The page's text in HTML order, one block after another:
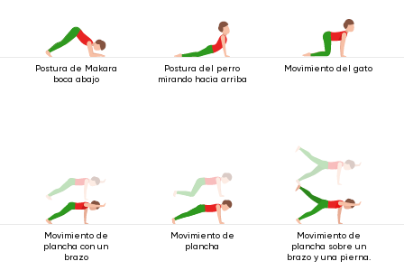
Postura de Makara
boca abajo
Postura del perro
mirando hacia arriba
Movimiento del gato
Movimiento de
plancha con un
brazo
Movimiento de
plancha
Movimiento de
plancha sobre un
brazo y una pierna.